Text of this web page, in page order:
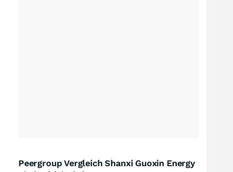
Peergroup Vergleich Shanxi Guoxin Energy